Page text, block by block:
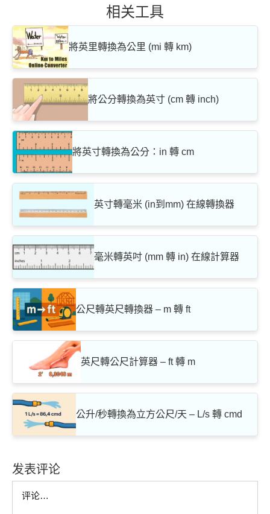
相关工具
將英里轉換為公里 (mi 轉 km)
將公分轉換為英寸 (cm 轉 inch)
將英寸轉換為公分：in 轉 cm
英寸轉毫米 (in到mm) 在線轉換器
毫米轉英吋 (mm 轉 in) 在線計算器
公尺轉英尺轉換器 – m 轉 ft
英尺轉公尺計算器 – ft 轉 m
公升/秒轉換為立方公尺/天 – L/s 轉 cmd
发表评论